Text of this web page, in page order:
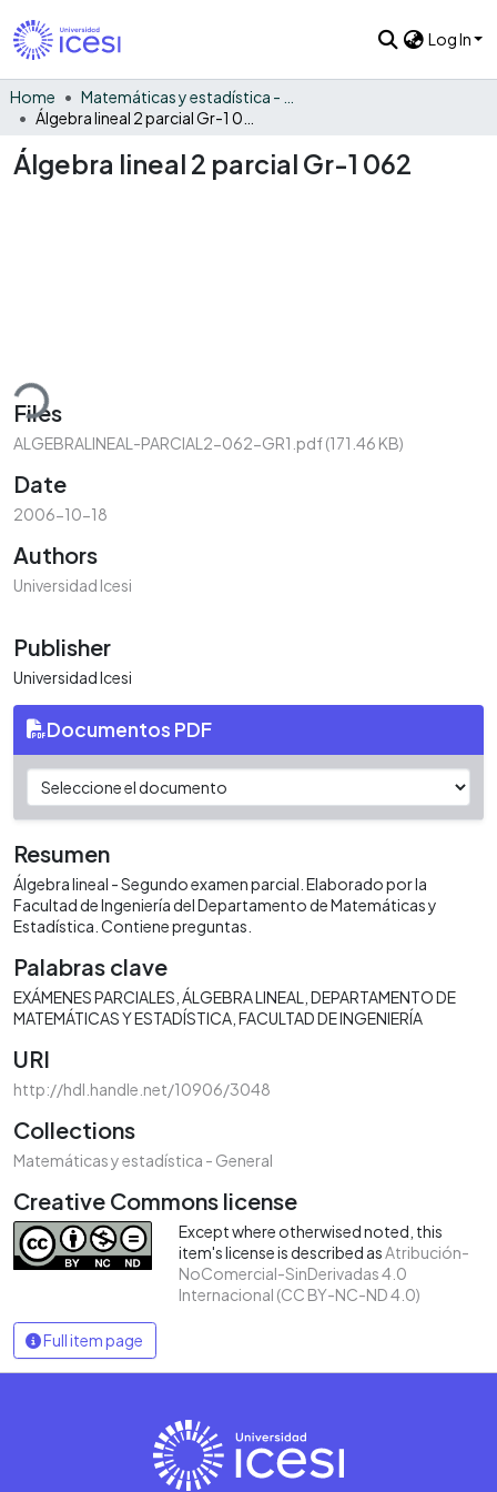
Log In
Home
Álgebra lineal 2 parcial Gr-1 062
Files
ALGEBRALINEAL-PARCIAL2-062-GR1.pdf(171.46 KB)
Date
2006-10-18
Authors
Universidad Icesi
Publisher
Universidad Icesi
Documentos PDF
Resumen
Álgebra lineal - Segundo examen parcial. Elaborado por la
Facultad de Ingeniería del Departamento de Matemáticas y
Estadística. Contiene preguntas.
Palabras clave
EXÁMENES PARCIALES ÁLGEBRA LINEAL
DEPARTAMENTO DE
MATEMÁTICAS Y ESTADÍSTICA FACULTAD DE INGENIERÍA
URI
http://hdl.handle.net/10906/3048
Collections
Matemáticas y estadística - General
Creative Commons license
Except where otherwised noted, this
item's license is described asAtribución-
NoComercial-SinDerivadas 4.0
Internacional (CC BY-NC-ND 4.0)
Full item page